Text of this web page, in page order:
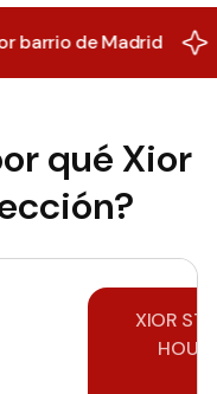
Madrid Xior
qué Xior
XIOR